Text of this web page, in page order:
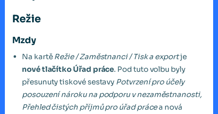
Režie
Mzdy
Na kartěRežie / Zaměstnanci / Tisk a exportje
nové tlačítko Úřad práce. Pod tuto volbu byly
přesunuty tiskové sestavy Potvrzení pro účely
posouzení nároku na podporu v nezaměstnanosti,
Přehled čistých příjmů pro úřad prácea nová